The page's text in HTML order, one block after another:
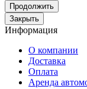
Продолжить
Закрыть
Информация
О компании
Доставка
Оплата
Аренда